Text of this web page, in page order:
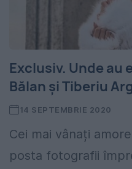
Exclusiv. Unde au
Bălan și Tiberiu
14 SEPTEMBRIE 2020
Cei mai vânați
posta fotografii